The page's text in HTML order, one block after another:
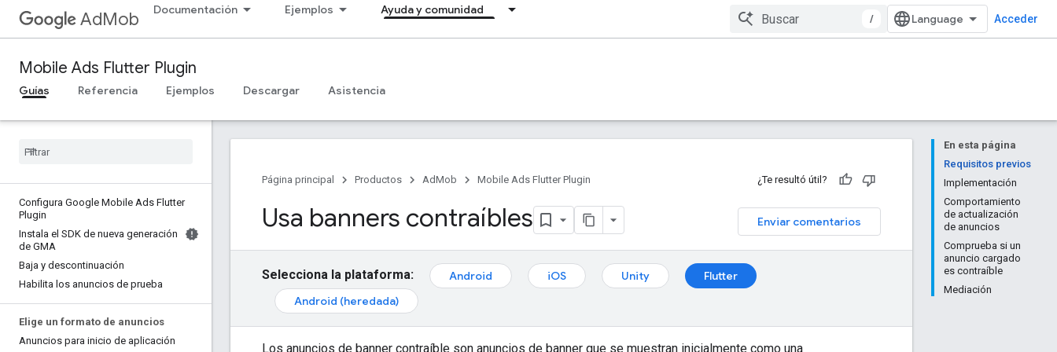
AdMob Documentación Ejemplos Ayuda y comunidad
/ Acceder
Mobile Ads Flutter Plugin
Guías Referencia Ejemplos Descargar Asistencia
Configura Google Mobile Ads Flutter
Plugin
Instala el SDK de nueva generación
de GMA
Baja y descontinuación
Habilita los anuncios de prueba
Elige un formato de anuncios
Anuncios para inicio de aplicación
En esta página
Requisitos previos
Implementación
Comportamiento
de actualización
de anuncios
Comprueba si un
anuncio cargado
es contraíble
Mediación
Página principal Productos AdMob Mobile Ads Flutter Plugin ¿Te resultó útil?
Enviar comentarios
Usa banners contraíbles
Selecciona la plataforma: Android iOS Unity
Flutter
Android (heredada)
Los anuncios de banner contraíble son anuncios de banner que se muestran inicialmente como una